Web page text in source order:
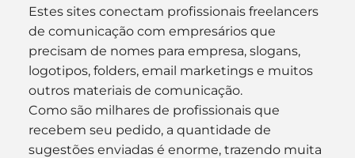
Estes sites conectam profissionais freelancers
de comunicação com empresários que
precisam de nomes para empresa, slogans,
logotipos, folders, email marketings e muitos
outros materiais de comunicação.
Como são milhares de profissionais que
recebem seu pedido, a quantidade de
sugestões enviadas é enorme, trazendo muita